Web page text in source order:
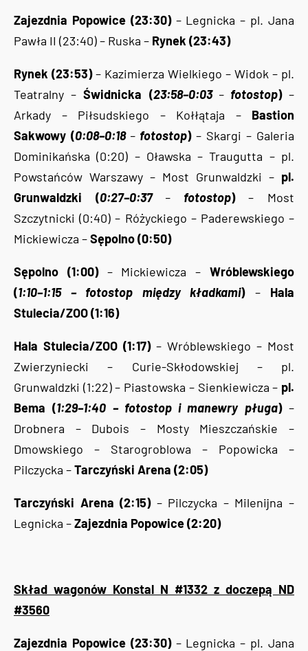
Zajezdnia Popowice (23:30)– Legnicka – pl. Jana
Pawła II (23:40) – Ruska – Rynek (23:43)
Rynek (23:53)– Kazimierza Wielkiego – Widok – pl.
Teatralny –Świdnicka (23:58–0:03 –fotostop)–
Arkady – Piłsudskiego – Kołłątaja – Bastion
Sakwowy (0:08–0:18 – fotostop)– Skargi – Galeria
Dominikańska (0:20) – Oławska – Traugutta – pl.
Powstańców Warszawy – Most Grunwaldzki – pl.
Grunwaldzki (0:27–0:37 – fotostop)– Most
Szczytnicki (0:40) – Różyckiego – Paderewskiego –
Mickiewicza –Sępolno (0:50)
Sępolno (1:00) – Mickiewicza –Wróblewskiego
(1:10–1:15 – fotostop między kładkami)–Hala
Stulecia/ZOO (1:16)
Hala Stulecia/ZOO (1:17) – Wróblewskiego – Most
Zwierzyniecki – Curie-Skłodowskiej – pl.
Grunwaldzki (1:22) – Piastowska – Sienkiewicza – pl.
Bema (1:29–1:40 – fotostop i manewry pługa)–
Drobnera – Dubois – Mosty Mieszczańskie –
Dmowskiego – Starogroblowa – Popowicka –
Pilczycka –Tarczyński Arena (2:05)
Tarczyński Arena (2:15) – Pilczycka – Milenijna –
Legnicka –Zajezdnia Popowice (2:20)
Skład wagonów Konstal N #1332 z doczepą ND
#3560
Zajezdnia Popowice (23:30) – Legnicka – pl. Jana